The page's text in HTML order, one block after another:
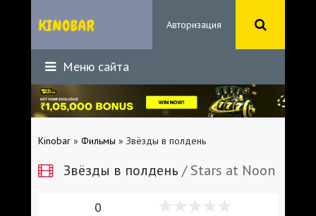
Авторизация
Меню сайта
Kinobar » Фильмы » Звёзды в полдень
Звёзды в полдень / Stars at Noon
0